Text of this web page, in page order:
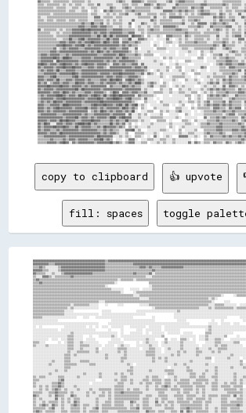
copy to clipboard 👍 upvote
fill: spaces toggle palette